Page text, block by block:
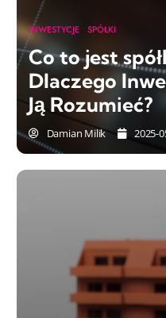
INWESTYCJE SPÓŁKI
Co to jest
Dlaczego
Ją Rozumieć?
Damian Milik 2025-